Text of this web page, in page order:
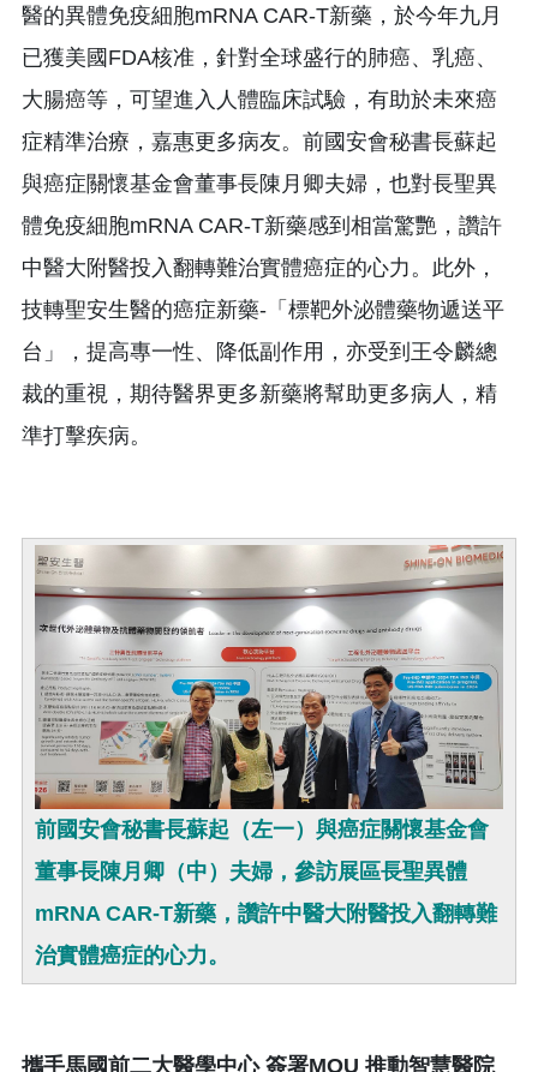
醫的異體免疫細胞mRNA CAR-T新藥，於今年九月
已獲美國FDA核准，針對全球盛行的肺癌、乳癌、
大腸癌等，可望進入人體臨床試驗，有助於未來癌
症精準治療，嘉惠更多病友。前國安會秘書長蘇起
與癌症關懷基金會董事長陳月卿夫婦，也對長聖異
體免疫細胞mRNA CAR-T新藥感到相當驚艷，讚許
中醫大附醫投入翻轉難治實體癌症的心力。此外，
技轉聖安生醫的癌症新藥-「標靶外泌體藥物遞送平
台」，提高專一性、降低副作用，亦受到王令麟總
裁的重視，期待醫界更多新藥將幫助更多病人，精
準打擊疾病。
前國安會秘書長蘇起（左一）與癌症關懷基金會
董事長陳月卿（中）夫婦，參訪展區長聖異體
mRNA CAR-T新藥，讚許中醫大附醫投入翻轉難
治實體癌症的心力。
攜手馬國前二大醫學中心 簽署MOU 推動智慧醫院